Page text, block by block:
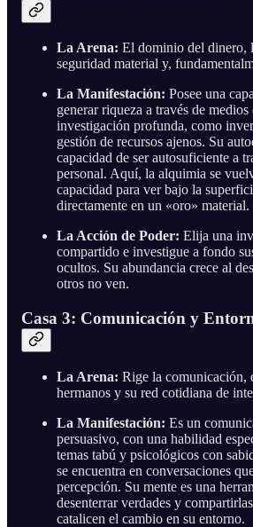
La Arena: El dominio del dinero,
seguridad material y,
La Manifestación: Posee una
generar riqueza a través de medios
investigación profunda, como
gestión de recursos ajenos. Su
capacidad de ser autosuficiente a
personal. Aquí, la alquimia se
capacidad para ver bajo la
directamente en un «oro» material.
La Acción de Poder: Elija una
compartido e investigue a fondo
ocultos. Su abundancia crece al
otros no ven.
Casa 3: Comunicación y
La Arena: Rige la comunicación,
hermanos y su red cotidiana de
La Manifestación: Es un
persuasivo, con una habilidad
temas tabú y psicológicos con
se encuentra en conversaciones
percepción. Su mente es una
desenterrar verdades y
catalicen el cambio en su entorno.